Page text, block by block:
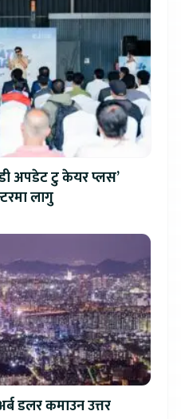
अपडेट टु केयर प्लस’
लागु
डलर कमाउन उत्तर